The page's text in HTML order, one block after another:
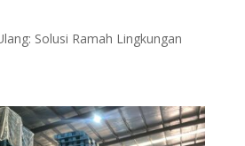
Solusi Ramah Lingkungan